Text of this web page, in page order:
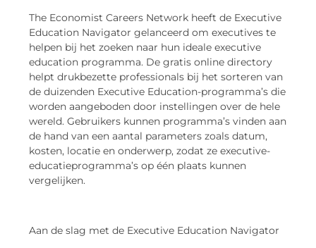
The Economist Careers Network heeft de Executive
Education Navigator gelanceerd om executives te
helpen bij het zoeken naar hun ideale executive
education programma. De gratis online directory
helpt drukbezette professionals bij het sorteren van
de duizenden Executive Education-programma’s die
worden aangeboden door instellingen over de hele
wereld. Gebruikers kunnen programma’s vinden aan
de hand van een aantal parameters zoals datum,
kosten, locatie en onderwerp, zodat ze executive-
educatieprogramma’s op één plaats kunnen
vergelijken.
Aan de slag met de Executive Education Navigator